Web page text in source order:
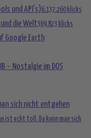
und API’s)6.137.260 klicks
die Welt369.823 klicks
Google Earth
– Nostalgie im DOS
sich nicht entgehen
ist echt toll. Da kann man sich